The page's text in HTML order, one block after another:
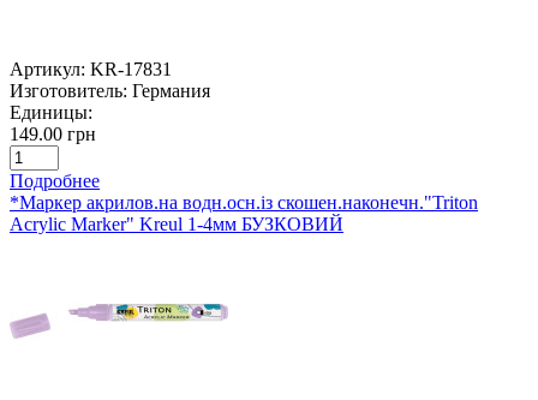
Артикул: KR-17831
Изготовитель: Германия
Единицы:
149.00 грн
Подробнее
*Маркер акрилов.на водн.осн.із скошен.наконечн."Triton
Acrylic Marker" Kreul 1-4мм БУЗКОВИЙ